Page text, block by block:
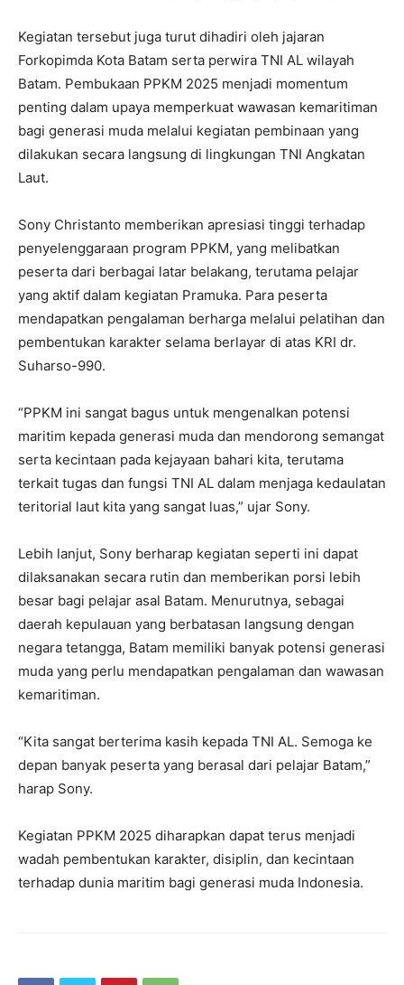
Kegiatan tersebut juga turut dihadiri oleh jajaran
Forkopimda Kota Batam serta perwira TNI AL wilayah
Batam. Pembukaan PPKM 2025 menjadi momentum
penting dalam upaya memperkuat wawasan kemaritiman
bagi generasi muda melalui kegiatan pembinaan yang
dilakukan secara langsung di lingkungan TNI Angkatan
Laut.
Sony Christanto memberikan apresiasi tinggi terhadap
penyelenggaraan program PPKM, yang melibatkan
peserta dari berbagai latar belakang, terutama pelajar
yang aktif dalam kegiatan Pramuka. Para peserta
mendapatkan pengalaman berharga melalui pelatihan dan
pembentukan karakter selama berlayar di atas KRI dr.
Suharso-990.
“PPKM ini sangat bagus untuk mengenalkan potensi
maritim kepada generasi muda dan mendorong semangat
serta kecintaan pada kejayaan bahari kita, terutama
terkait tugas dan fungsi TNI AL dalam menjaga kedaulatan
teritorial laut kita yang sangat luas,” ujar Sony.
Lebih lanjut, Sony berharap kegiatan seperti ini dapat
dilaksanakan secara rutin dan memberikan porsi lebih
besar bagi pelajar asal Batam. Menurutnya, sebagai
daerah kepulauan yang berbatasan langsung dengan
negara tetangga, Batam memiliki banyak potensi generasi
muda yang perlu mendapatkan pengalaman dan wawasan
kemaritiman.
“Kita sangat berterima kasih kepada TNI AL. Semoga ke
depan banyak peserta yang berasal dari pelajar Batam,”
harap Sony.
Kegiatan PPKM 2025 diharapkan dapat terus menjadi
wadah pembentukan karakter, disiplin, dan kecintaan
terhadap dunia maritim bagi generasi muda Indonesia.